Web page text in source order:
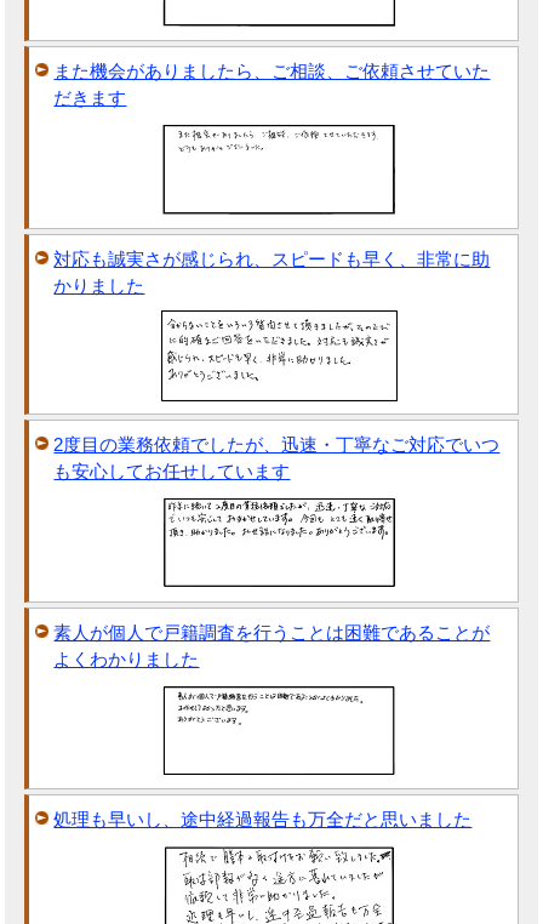
また機会がありましたら、ご相談、ご依頼させていた
だきます
対応も誠実さが感じられ、スピードも早く、非常に助
かりました
2度目の業務依頼でしたが、迅速・丁寧なご対応でいつ
も安心してお任せしています
素人が個人で戸籍調査を行うことは困難であることが
よくわかりました
処理も早いし、途中経過報告も万全だと思いました